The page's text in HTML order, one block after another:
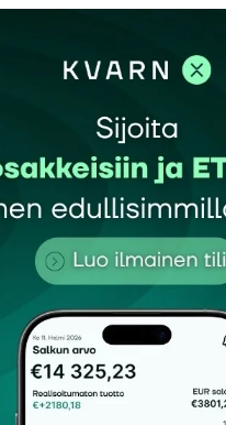
Pakolliset kentät on merkitty